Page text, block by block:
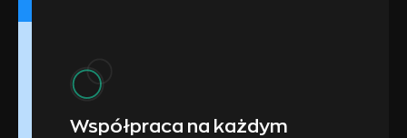
Współpraca na każdym